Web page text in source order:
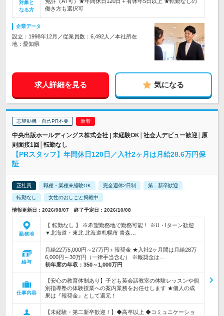
対象と
なる方
働き方も選択可
企業データ
設立：1998年12月／従業員数：6,492人／本社所在
地：愛知県
求人詳細を見る 気になる
志望動機・自己PR不要
中央出版ホールディングス株式会社 | 未経験OK│社会人デビュー歓迎│原
則面接1回│転勤なし
【PRスタッフ】年間休日120日／入社2ヶ月は月給28.6万円保
証
正社員 職種・業種未経験OK 完全週休2日制 第二新卒歓迎
転勤なし 女性のおしごと掲載中
情報更新日：2026/08/07 終了予定日：2026/10/08
勤務地
【 転勤なし 】 ※希望勤務地で勤務可能！ ※U・Iターン歓迎
▼北海道・東北 北海道札幌市 青森…
給与
月給22万5,000円～27万円＋報奨金 ★入社2ヶ月間は月給28万
6,000円～30万円（一律手当含む） ※報奨金は…
初年度の年収： 350～1,000万円
仕事内容
【安心の教育体制あり】子ども英会話教室の体験レッスンや個
別指導塾の体験授業への案内業務をお任せします ★個人の成
果は『報奨金』として還元！
【未経験・第二新卒歓迎！】◆高卒以上 ◆コミュニケーショ